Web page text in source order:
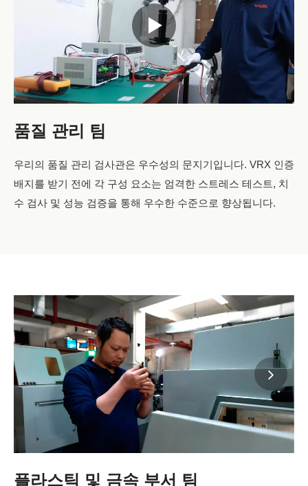
품질 관리 팀
우리의 품질 관리 검사관은 우수성의 문지기입니다. VRX 인증
배지를 받기 전에 각 구성 요소는 엄격한 스트레스 테스트, 치
수 검사 및 성능 검증을 통해 우수한 수준으로 향상됩니다.
플라스틱 및 금속 부서 팀